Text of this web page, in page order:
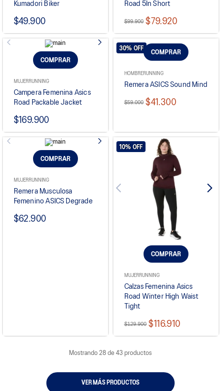
Kumadori Biker
$49.900
Road 5In Short
$99.900 $79.920
COMPRAR
MUJERRUNNING
Campera Femenina Asics
Road Packable Jacket
$169.900
COMPRAR
HOMBRERUNNING
Remera ASICS Sound Mind
$59.000 $41.300
30% OFF
COMPRAR
MUJERRUNNING
Remera Musculosa
Femenino ASICS Degrade
$62.900
COMPRAR
MUJERRUNNING
Calzas Femenina Asics
Road Winter High Waist
Tight
$129.900 $116.910
10% OFF
Mostrando 28 de 43
MOSTRAR MÁS